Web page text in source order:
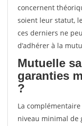
concernent
soient leur statut,
ces derniers ne
d’adhérer à la
Mutuelle
garanties
?
La
niveau minimal de